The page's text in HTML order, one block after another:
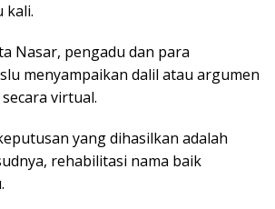
kali.
Nasar, pengadu dan para
menyampaikan dalil atau argumen
virtual.
yang dihasilkan adalah
rehabilitasi nama baik